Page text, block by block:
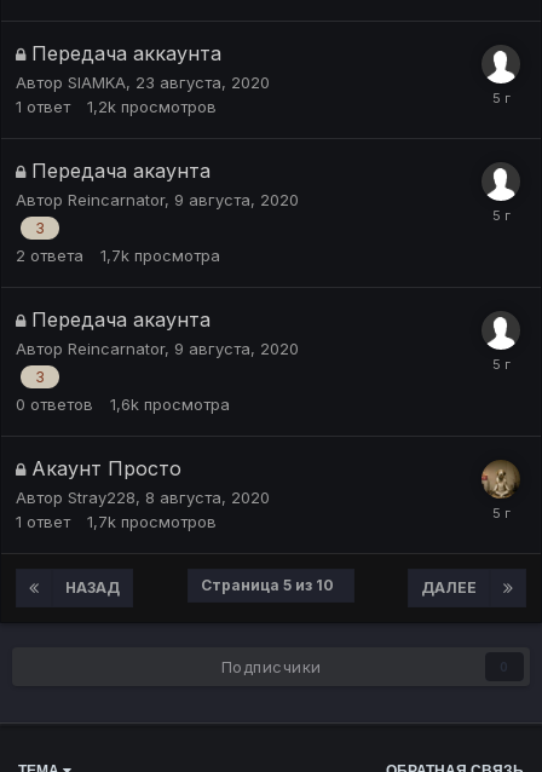
Передача аккаунта
Автор SIAMKA, 23 августа, 2020
1 ответ 1,2k просмотров
Передача акаунта
Автор Reincarnator, 9 августа, 2020
3
2 ответа 1,7k просмотра
Передача акаунта
Автор Reincarnator, 9 августа, 2020
3
0 ответов 1,6k просмотра
Акаунт Просто
Автор Stray228, 8 августа, 2020
1 ответ 1,7k просмотров
НАЗАД ДАЛЕЕ
Страница 5 из 10
Подписчики